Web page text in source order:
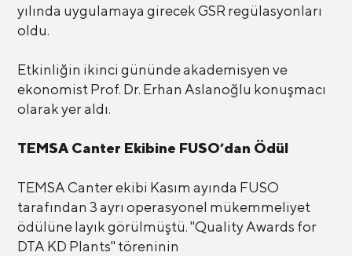
yılında uygulamaya girecek GSR regülasyonları
oldu.
Etkinliğin ikinci gününde akademisyen ve
ekonomist Prof. Dr. Erhan Aslanoğlu konuşmacı
olarak yer aldı.
TEMSA Canter Ekibine FUSO’dan Ödül
TEMSA Canter ekibi Kasım ayında FUSO
tarafından 3 ayrı operasyonel mükemmeliyet
ödülüne layık görülmüştü. "Quality Awards for
DTA KD Plants" töreninin